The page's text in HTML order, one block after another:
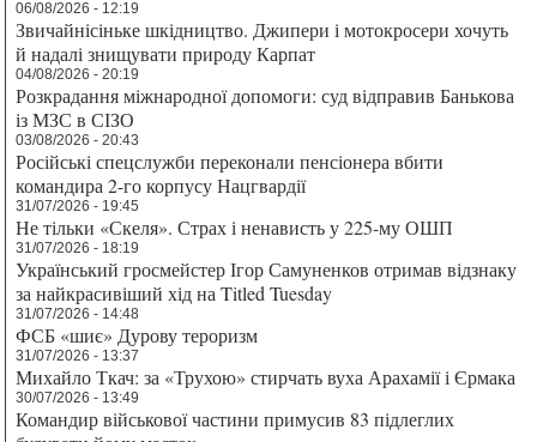
06/08/2026 - 12:19
Звичайнісіньке шкідництво. Джипери і мотокросери хочуть
й надалі знищувати природу Карпат
04/08/2026 - 20:19
Розкрадання міжнародної допомоги: суд відправив Банькова
із МЗС в СІЗО
03/08/2026 - 20:43
Російські спецслужби переконали пенсіонера вбити
командира 2-го корпусу Нацгвардії
31/07/2026 - 19:45
Не тільки «Скеля». Страх і ненависть у 225-му ОШП
31/07/2026 - 18:19
Український гросмейстер Ігор Самуненков отримав відзнаку
за найкрасивіший хід на Titled Tuesday
31/07/2026 - 14:48
ФСБ «шиє» Дурову тероризм
31/07/2026 - 13:37
Михайло Ткач: за «Трухою» стирчать вуха Арахамії і Єрмака
30/07/2026 - 13:49
Командир військової частини примусив 83 підлеглих